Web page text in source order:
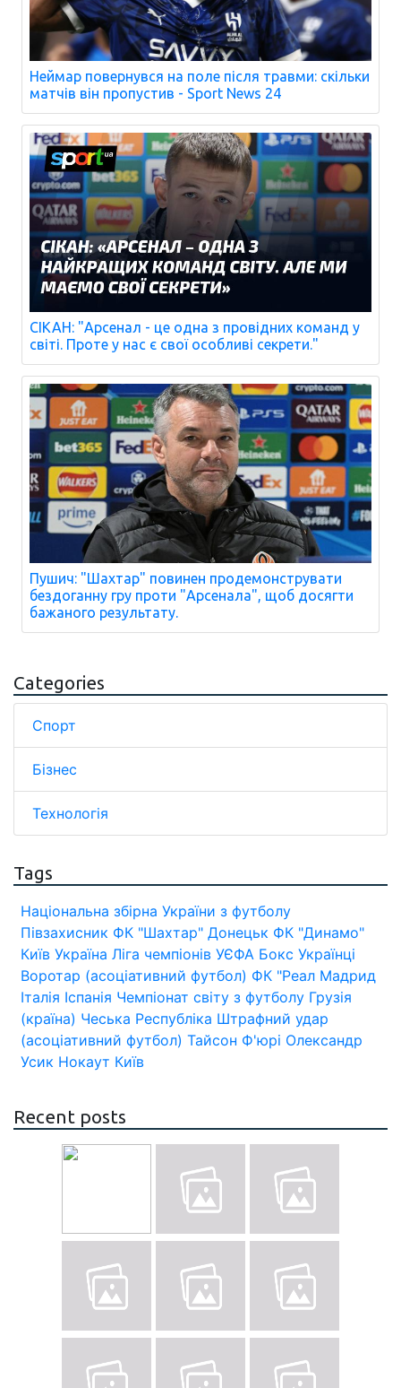
Неймар повернувся на поле після травми: скільки
матчів він пропустив - Sport News 24
СІКАН: "Арсенал - це одна з провідних команд у
світі. Проте у нас є свої особливі секрети."
Пушич: "Шахтар" повинен продемонструвати
бездоганну гру проти "Арсенала", щоб досягти
бажаного результату.
Categories
Спорт
Бізнес
Технологія
Tags
Національна збірна України з футболу
Півзахисник ФК "Шахтар" Донецьк ФК "Динамо"
Київ Україна Ліга чемпіонів УЄФА Бокс Українці
Воротар (асоціативний футбол) ФК "Реал Мадрид
Італія Іспанія Чемпіонат світу з футболу Грузія
(країна) Чеська Республіка Штрафний удар
(асоціативний футбол) Тайсон Ф'юрі Олександр
Усик Нокаут Київ
Recent posts